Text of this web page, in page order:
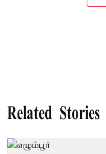
Related Stories